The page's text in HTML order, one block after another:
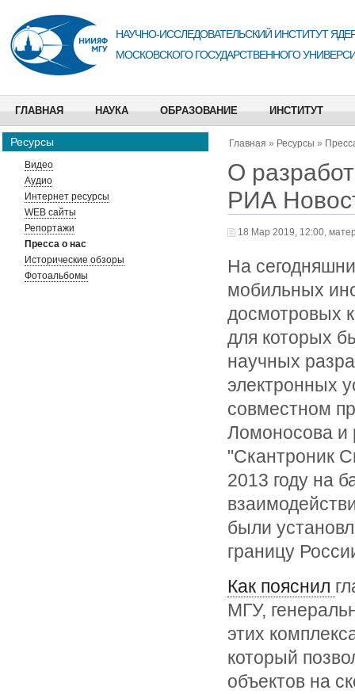
НАУЧНО-ИССЛЕДОВАТЕЛЬСКИЙ ИНСТИТУТ
МОСКОВСКОГО ГОСУДАРСТВЕННОГО
ГЛАВНАЯ НАУКА ОБРАЗОВАНИЕ ИНСТИТУТ
Ресурсы
Видео
Аудио
Интернет ресурсы
WEB сайты
Репортажи
Пресса о нас
Исторические обзоры
Фотоальбомы
Главная » Ресурсы »
О
РИА
18 Мар 2019, 12:00,
На
мобильных
досмотровых
для которых
научных
электронных
совместном
Ломоносова и
"Скантроник
2013 году на
были
границу
Как пояснил
МГУ,
этих
который
объектов на